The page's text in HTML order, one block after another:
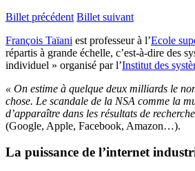
Billet précédent Billet suivant
François Taïani est professeur à l’Ecole
répartis à grande échelle, c’est-à-dire des
individuel » organisé par l’Institut des
« On estime à quelque deux milliards le
chose. Le scandale de la NSA comme la
d’apparaître dans les résultats de
(Google, Apple, Facebook, Amazon…).
La puissance de l’internet